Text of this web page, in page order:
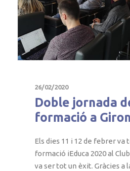
26/02/2020
Doble jornada
formació a
Els dies 11 i 12 de febrer va
formació iEduca 2020 al
va ser tot un èxit. Gràcies a